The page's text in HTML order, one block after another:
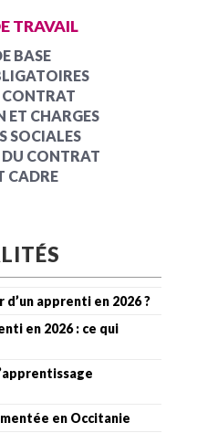
TRAVAIL
BASE
CONTRAT
ET CHARGES
SOCIALES
CONTRAT
CADRE
apprenti en 2026 ?
en 2026 : ce qui
en Occitanie